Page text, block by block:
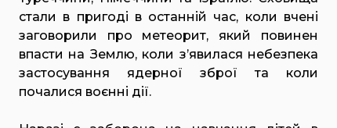
стали в пригоді в останній час, коли вчені
заговорили про метеорит, який повинен
впасти на Землю, коли з’явилася небезпека
застосування ядерної зброї та коли
почалися воєнні дії.